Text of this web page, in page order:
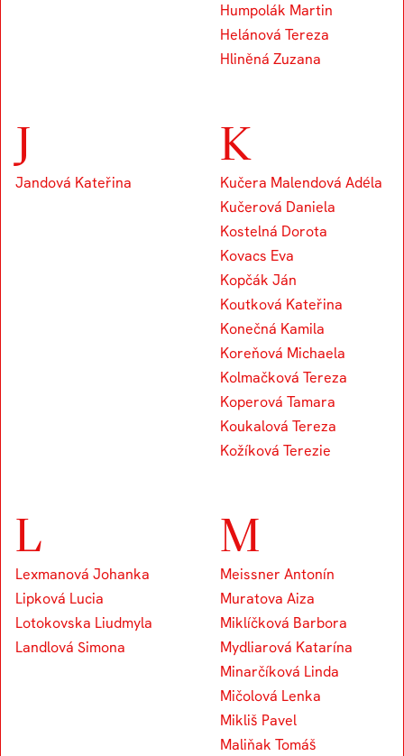
Humpolák Martin
Helánová Tereza
Hliněná Zuzana
J
Jandová Kateřina
K
Kučera Malendová Adéla
Kučerová Daniela
Kostelná Dorota
Kovacs Eva
Kopčák Ján
Koutková Kateřina
Konečná Kamila
Koreňová Michaela
Kolmačková Tereza
Koperová Tamara
Koukalová Tereza
Kožíková Terezie
L
Lexmanová Johanka
Lipková Lucia
Lotokovska Liudmyla
Landlová Simona
M
Meissner Antonín
Muratova Aiza
Miklíčková Barbora
Mydliarová Katarína
Minarčíková Linda
Mičolová Lenka
Mikliš Pavel
Maliňak Tomáš